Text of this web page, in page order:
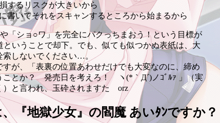
するリスクが大きいから
書いてそれをスキャンするところから始まるから
ショ○ワ」を完全にパクっちまおう！という目標が
いうことで却下。でも、似ても似つかぬ表紙は、大
しないでください…。
が、「表裏の位置あわせだけでも大変なのに、締め
ことか？ 発売日を考えろ！ ヽ(*｀Д´)ノｺﾞﾙｧ 」（実
）と言われ、玉砕されますた orz
『地獄少女』の閻魔 あいﾀﾝですか？